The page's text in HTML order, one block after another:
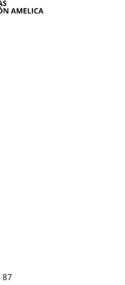
87